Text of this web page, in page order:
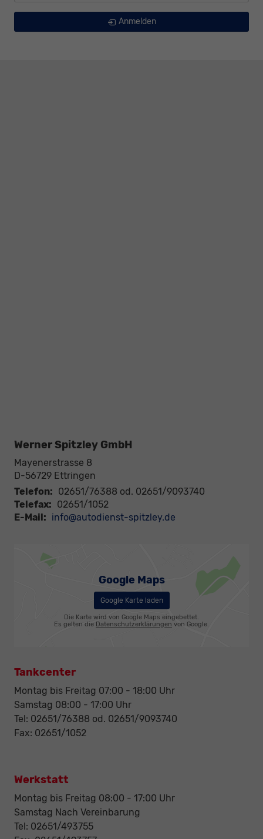
Anmelden
Werner Spitzley GmbH
Mayenerstrasse 8
D-56729 Ettringen
Telefon: 02651/76388 od. 02651/9093740
Telefax: 02651/1052
E-Mail: info@autodienst-spitzley.de
Google Maps
Google Karte laden
Die Karte wird von Google Maps eingebettet.
Es gelten die Datenschutzerklärungen von Google.
Tankcenter
Montag bis Freitag 07:00 - 18:00 Uhr
Samstag 08:00 - 17:00 Uhr
Tel: 02651/76388 od. 02651/9093740
Fax: 02651/1052
Werkstatt
Montag bis Freitag 08:00 - 17:00 Uhr
Samstag Nach Vereinbarung
Tel: 02651/493755